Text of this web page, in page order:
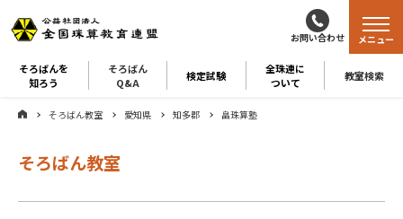
お問い合わせ
そろばんを
知ろう
そろばん
Q&A
検定試験
全珠連に
ついて
教室検索
メニュー
そろばん教室 愛知県 知多郡 畠珠算塾
そろばん教室